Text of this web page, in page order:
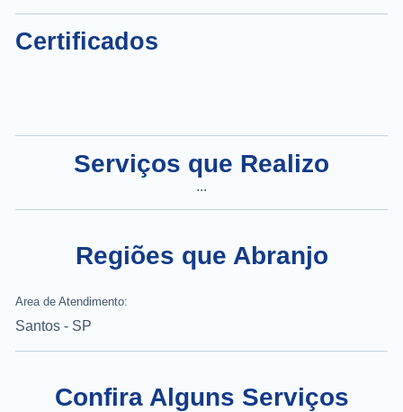
Certificados
Serviços que Realizo
...
Regiões que Abranjo
Area de Atendimento:
Santos - SP
Confira Alguns Serviços